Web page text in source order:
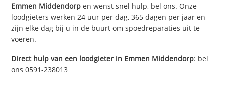
Emmen Middendorp en wenst snel hulp, bel ons. Onze
loodgieters werken 24 uur per dag, 365 dagen per jaar en
zijn elke dag bij u in de buurt om spoedreparaties uit te
voeren.
Direct hulp van een loodgieter in Emmen Middendorp: bel
ons 0591-238013